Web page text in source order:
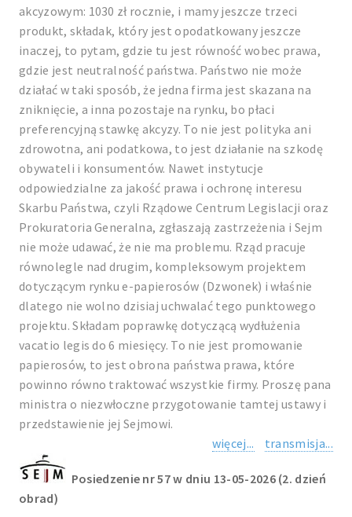
akcyzowym: 1030 zł rocznie, i mamy jeszcze trzeci
produkt, składak, który jest opodatkowany jeszcze
inaczej, to pytam, gdzie tu jest równość wobec prawa,
gdzie jest neutralność państwa. Państwo nie może
działać w taki sposób, że jedna firma jest skazana na
zniknięcie, a inna pozostaje na rynku, bo płaci
preferencyjną stawkę akcyzy. To nie jest polityka ani
zdrowotna, ani podatkowa, to jest działanie na szkodę
obywateli i konsumentów. Nawet instytucje
odpowiedzialne za jakość prawa i ochronę interesu
Skarbu Państwa, czyli Rządowe Centrum Legislacji oraz
Prokuratoria Generalna, zgłaszają zastrzeżenia i Sejm
nie może udawać, że nie ma problemu. Rząd pracuje
równolegle nad drugim, kompleksowym projektem
dotyczącym rynku e-papierosów (Dzwonek) i właśnie
dlatego nie wolno dzisiaj uchwalać tego punktowego
projektu. Składam poprawkę dotyczącą wydłużenia
vacatio legis do 6 miesięcy. To nie jest promowanie
papierosów, to jest obrona państwa prawa, które
powinno równo traktować wszystkie firmy. Proszę pana
ministra o niezwłoczne przygotowanie tamtej ustawy i
przedstawienie jej Sejmowi.
więcej...
transmisja...
Posiedzenie nr 57 w dniu 13-05-2026 (2. dzień
obrad)